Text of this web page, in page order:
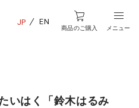
JP EN
商品のご購入 メニュー
はく「鈴木はるみ